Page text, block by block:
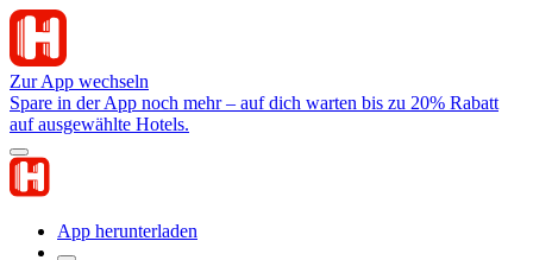
Zur App wechseln
Spare in der App noch mehr – auf dich warten bis zu 20% Rabatt
auf ausgewählte Hotels.
App herunterladen